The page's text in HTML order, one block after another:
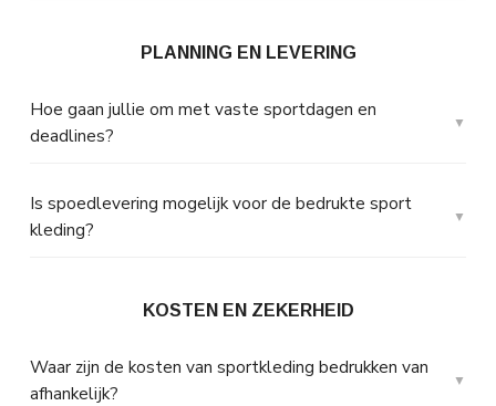
PLANNING EN LEVERING
Hoe gaan jullie om met vaste sportdagen en
deadlines?
Is spoedlevering mogelijk voor de bedrukte sport
kleding?
KOSTEN EN ZEKERHEID
Waar zijn de kosten van sportkleding bedrukken van
afhankelijk?